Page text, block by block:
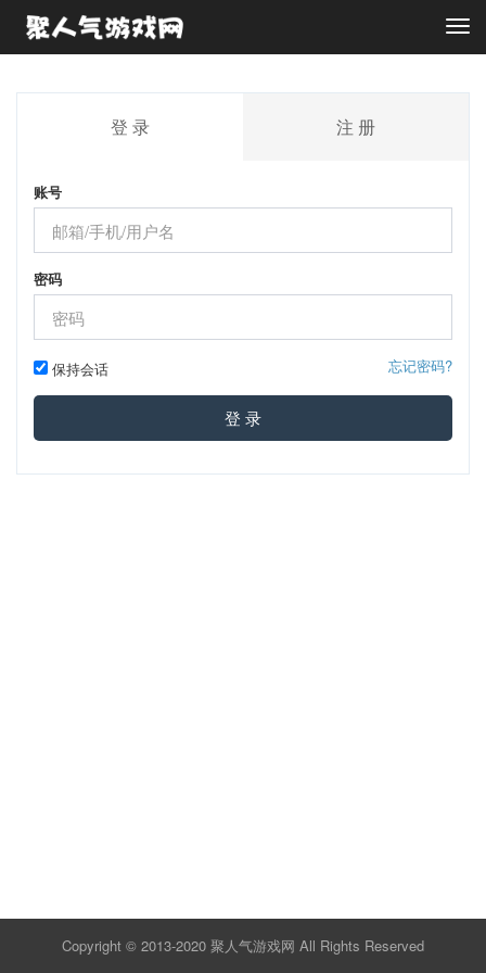
登 录 注 册
账号
密码
保持会话 忘记密码?
登 录
Copyright © 2013-2020 聚人气游戏网 All Rights Reserved